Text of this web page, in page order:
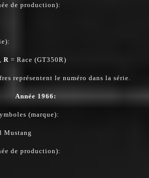
de production):
R = Race (GT350R)
représentent le numéro dans la série.
Année 1966:
(marque):
Mustang
de production):